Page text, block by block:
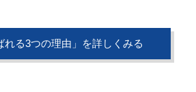
れる3つの理由」を詳しくみる